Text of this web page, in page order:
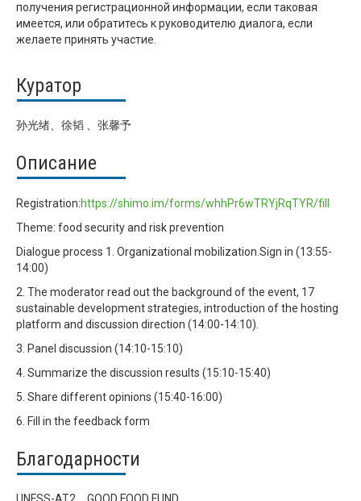
получения регистрационной информации, если таковая
имеется, или обратитесь к руководителю диалога, если
желаете принять участие.
Куратор
孙光绪、徐韬 、张馨予
Описание
Registration:https://shimo.im/forms/whhPr6wTRYjRqTYR/fill
Theme: food security and risk prevention
Dialogue process 1. Organizational mobilization.Sign in (13:55-
14:00)
2. The moderator read out the background of the event, 17
sustainable development strategies, introduction of the hosting
platform and discussion direction (14:00-14:10).
3. Panel discussion (14:10-15:10)
4. Summarize the discussion results (15:10-15:40)
5. Share different opinions (15:40-16:00)
6. Fill in the feedback form
Благодарности